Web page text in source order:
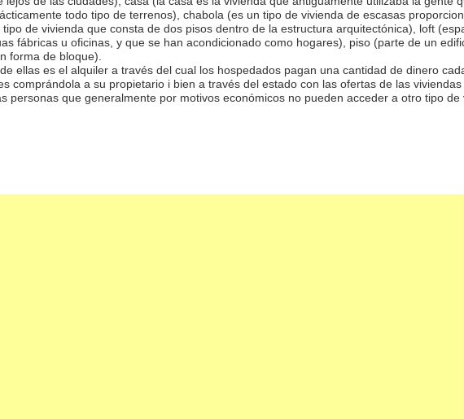
todo tipo de terrenos), chabola (es un tipo de vivienda de escasas
de vivienda que consta de dos pisos dentro de la estructura arquitectónica), loft
fábricas u oficinas, y que se han acondicionado como hogares), piso (parte de un
forma de bloque).
ellas es el alquiler a través del cual los hospedados pagan una cantidad de dinero
comprándola a su propietario i bien a través del estado con las ofertas de las
personas que generalmente por motivos económicos no pueden acceder a otro tipo de